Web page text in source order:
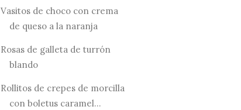
Vasitos de choco con crema
de queso a la naranja
Rosas de galleta de turrón
blando
Rollitos de crepes de morcilla
con boletus caramel...